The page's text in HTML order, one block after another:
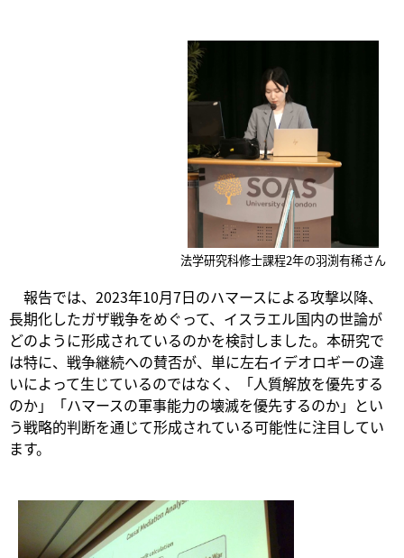
法学研究科修士課程2年の羽渕有稀さん
報告では、2023年10月7日のハマースによる攻撃以降、
長期化したガザ戦争をめぐって、イスラエル国内の世論が
どのように形成されているのかを検討しました。本研究で
は特に、戦争継続への賛否が、単に左右イデオロギーの違
いによって生じているのではなく、「人質解放を優先する
のか」「ハマースの軍事能力の壊滅を優先するのか」とい
う戦略的判断を通じて形成されている可能性に注目してい
ます。